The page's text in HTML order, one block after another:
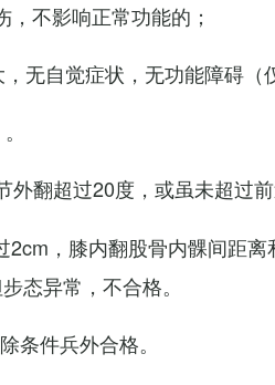
，不影响正常功能的；
无自觉症状，无功能障碍（
翻超过20度，或虽未超过
，膝内翻股骨内髁间距
态异常，不合格。
条件兵外合格。